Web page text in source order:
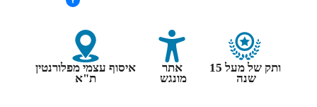
ותק של מעל 15
שנה
אתר
מונגש
איסוף עצמי מפלורנטין
ת"א